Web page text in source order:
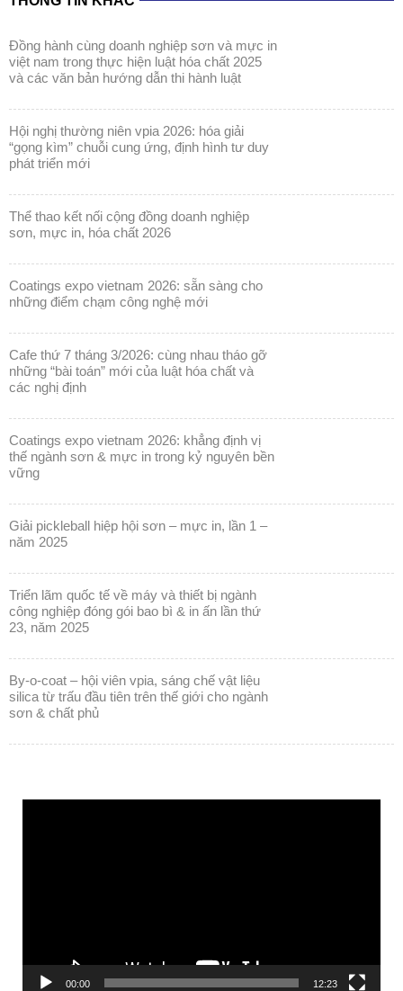
đồng hành cùng doanh nghiệp sơn và mực in
việt nam trong thực hiện luật hóa chất 2025
và các văn bản hướng dẫn thi hành luật
hội nghị thường niên vpia 2026: hóa giải
“gọng kìm” chuỗi cung ứng, định hình tư duy
phát triển mới
thể thao kết nối cộng đồng doanh nghiệp
sơn, mực in, hóa chất 2026
coatings expo vietnam 2026: sẵn sàng cho
những điểm chạm công nghệ mới
cafe thứ 7 tháng 3/2026: cùng nhau tháo gỡ
những “bài toán” mới của luật hóa chất và
các nghị định
coatings expo vietnam 2026: khẳng định vị
thế ngành sơn & mực in trong kỷ nguyên bền
vững
giải pickleball hiệp hội sơn – mực in, lần 1 –
năm 2025
triển lãm quốc tế về máy và thiết bị ngành
công nghiệp đóng gói bao bì & in ấn lần thứ
23, năm 2025
by-o-coat – hội viên vpia, sáng chế vật liệu
silica từ trấu đầu tiên trên thế giới cho ngành
sơn & chất phủ
00:00 12:23